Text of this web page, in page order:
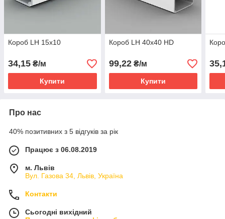
Короб LH 15x10
34,15 ₴/м
Купити
Короб LH 40x40 HD
99,22₴/м
Купити
Про нас
40% позитивних з 5 відгуків за рік
Працює з 06.08.2019
м. Львів
Вул. Газова 34, Львів, Україна
Контакти
Сьогодні вихідний